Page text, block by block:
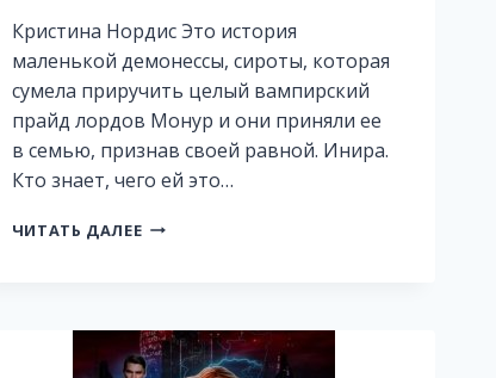
Кристина Нордис Это история
маленькой демонессы, сироты, которая
сумела приручить целый вампирский
прайд лордов Монур и они приняли ее
в семью, признав своей равной. Инира.
Кто знает, чего ей это…
ЧИТАТЬ ДАЛЕЕ ХРОНИКИ
1.